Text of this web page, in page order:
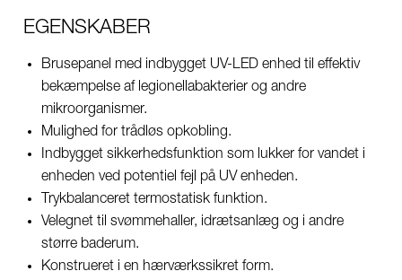
EGENSKABER
Brusepanel med indbygget UV-LED enhed til effektiv
bekæmpelse af legionellabakterier og andre
mikroorganismer.
Mulighed for trådløs opkobling.
Indbygget sikkerhedsfunktion som lukker for vandet i
enheden ved potentiel fejl på UV enheden.
Trykbalanceret termostatisk funktion.
Velegnet til svømmehaller, idrætsanlæg og i andre
større baderum.
Konstrueret i en hærværkssikret form.